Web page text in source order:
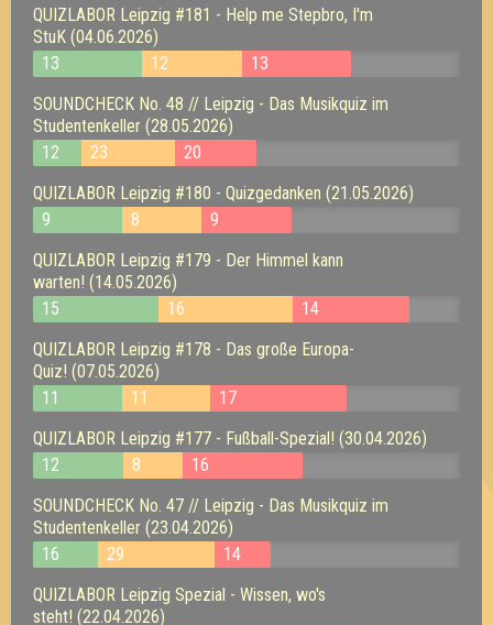
QUIZLABOR Leipzig #181 - Help me Stepbro, I'm
StuK (04.06.2026)
13
12
13
SOUNDCHECK No. 48 // Leipzig - Das Musikquiz im
Studentenkeller (28.05.2026)
12
23
20
QUIZLABOR Leipzig #180 - Quizgedanken (21.05.2026)
9
8
9
QUIZLABOR Leipzig #179 - Der Himmel kann
warten! (14.05.2026)
15
16
14
QUIZLABOR Leipzig #178 - Das große Europa-
Quiz! (07.05.2026)
11
11
17
QUIZLABOR Leipzig #177 - Fußball-Spezial! (30.04.2026)
12
8
16
SOUNDCHECK No. 47 // Leipzig - Das Musikquiz im
Studentenkeller (23.04.2026)
16
29
14
QUIZLABOR Leipzig Spezial - Wissen, wo's
steht! (22.04.2026)